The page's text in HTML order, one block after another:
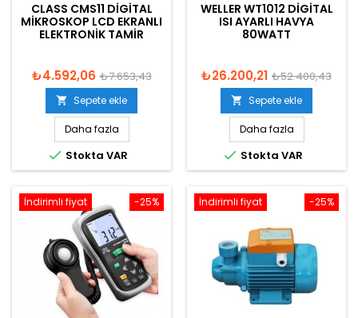
CLASS CMS11 DIGITAL
MIKROSKOP LCD EKRANLI
ELEKTRONIK TAMIR
₺4.592,06 ₺7.653,43
 Sepete ekle
Daha fazla
 Stokta VAR
WELLER WT1012 DIGITAL
ISI AYARLI HAVYA
80WATT
₺26.200,21 ₺52.400,43
 Sepete ekle
Daha fazla
 Stokta VAR
-25%
İndirimli fiyat -25%
İndirimli fiyat